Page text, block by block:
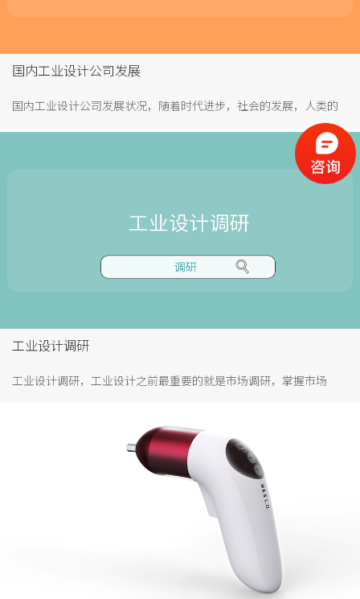
国内工业设计公司发展
国内工业设计公司发展状况，随着时代进步，社会的发展，人类的
需求、追求和价值观念也都在改变，比如个性的释放，对产品的追
求变得多样化。从社会的发展史来看，人们对产品要求也在不断的
变化，原始社会，物质匮乏，只要有产品就行。而当今物质丰富，
人们生活水平的提高，对产品提出了更高的要求，对产品所带来的
激烈，更需要借助工业设计的力量帮企业突破，赢得市场。工业设
生以工业设计服务的工业设计公司。比如设计之深圳，存在一大批
工业设计调研
工业设计调研，工业设计之前最重要的就是市场调研，掌握市场
多。比如门锁的演变，曾经以机械锁而霸居市场，而如今随着智能
时代的到来，市场兴起智能门锁，成为门锁主流发展方向。所以在
新品研发设计时，要做大量的市场分析，竞品分析。对市场需要什
么样的产品设计心中有数，比如新品设计......